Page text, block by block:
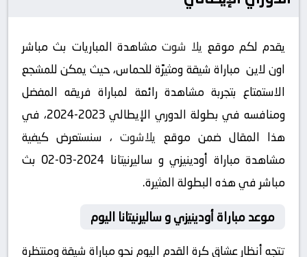
يقدم لكم موقع يلا شوت مشاهدة المباريات بث مباشر
اون لاين مباراة شيقة ومثيرًة للحماس، حيث يمكن للمشجع
الاستمتاع بتجربة مشاهدة رائعة لمباراة فريقه المفضل
ومنافسه في بطولة الدوري الإيطالي 2023-2024، في
هذا المقال ضمن موقع يلاشوت، سنستعرض كيفية
مشاهدة مباراة أودينيزي و ساليرنيتانا 2024-03-02 بث
مباشر في هذه البطولة المثيرة.
موعد مباراة أودينيزي و ساليرنيتانا اليوم
تتجه أنظار عشاق كرة القدم اليوم نحو مباراة شيقة ومنتظرة